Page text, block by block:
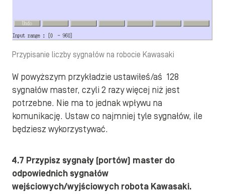
Przypisanie liczby sygnałów na robocie Kawasaki
W powyższym przykładzie ustawiłeś/aś 128
sygnałów master, czyli 2 razy więcej niż jest
potrzebne. Nie ma to jednak wpływu na
komunikację. Ustaw co najmniej tyle sygnałów, ile
będziesz wykorzystywać.
4.7 Przypisz sygnały (portów) master do
odpowiednich sygnałów
wejściowych/wyjściowych robota Kawasaki.